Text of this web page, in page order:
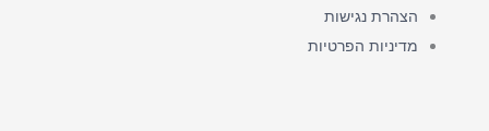
הצהרת נגישות
מדיניות הפרטיות